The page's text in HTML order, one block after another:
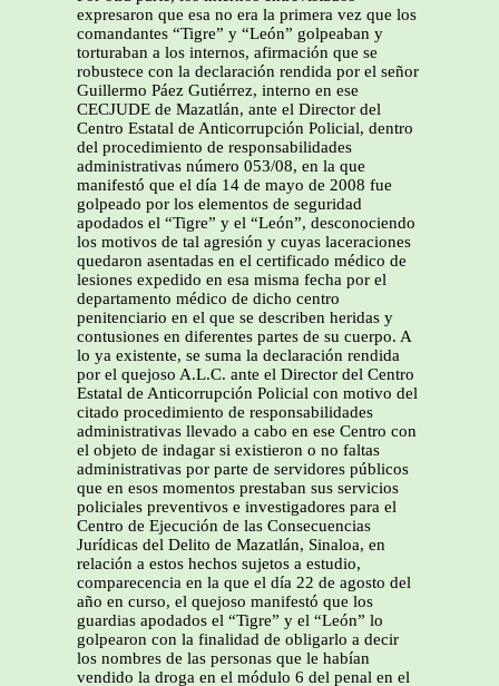
expresaron que esa no era la primera vez que los
comandantes “Tigre” y “León” golpeaban y
torturaban a los internos, afirmación que se
robustece con la declaración rendida por el señor
Guillermo Páez Gutiérrez, interno en ese
CECJUDE de Mazatlán, ante el Director del
Centro Estatal de Anticorrupción Policial, dentro
del procedimiento de responsabilidades
administrativas número 053/08, en la que
manifestó que el día 14 de mayo de 2008 fue
golpeado por los elementos de seguridad
apodados el “Tigre” y el “León”, desconociendo
los motivos de tal agresión y cuyas laceraciones
quedaron asentadas en el certificado médico de
lesiones expedido en esa misma fecha por el
departamento médico de dicho centro
penitenciario en el que se describen heridas y
contusiones en diferentes partes de su cuerpo. A
lo ya existente, se suma la declaración rendida
por el quejoso A.L.C. ante el Director del Centro
Estatal de Anticorrupción Policial con motivo del
citado procedimiento de responsabilidades
administrativas llevado a cabo en ese Centro con
el objeto de indagar si existieron o no faltas
administrativas por parte de servidores públicos
que en esos momentos prestaban sus servicios
policiales preventivos e investigadores para el
Centro de Ejecución de las Consecuencias
Jurídicas del Delito de Mazatlán, Sinaloa, en
relación a estos hechos sujetos a estudio,
comparecencia en la que el día 22 de agosto del
año en curso, el quejoso manifestó que los
guardias apodados el “Tigre” y el “León” lo
golpearon con la finalidad de obligarlo a decir
los nombres de las personas que le habían
vendido la droga en el módulo 6 del penal en el